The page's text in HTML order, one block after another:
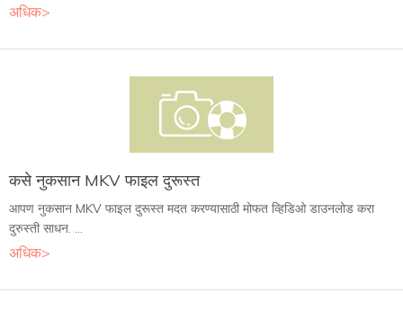
अधिक>
कसे नुकसान MKV फाइल दुरूस्त
आपण नुकसान MKV फाइल दुरूस्त मदत करण्यासाठी मोफत व्हिडिओ डाउनलोड करा
दुरुस्ती साधन. ...
अधिक>